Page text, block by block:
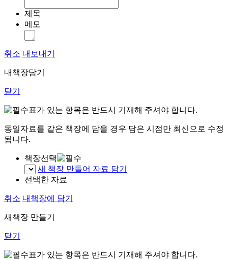
제목
메모
취소 내보내기
내책장담기
닫기
표가 있는 항목은 반드시 기재해 주셔야 합니다.
동일자료를 같은 책장에 담을 경우 담은 시점만 최신으로 수정
됩니다.
책장선택
새 책장 만들어 자료 담기
선택한 자료
취소 내책장에 담기
새책장 만들기
닫기
표가 있는 항목은 반드시 기재해 주셔야 합니다.